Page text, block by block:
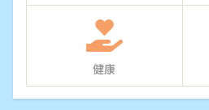
健康